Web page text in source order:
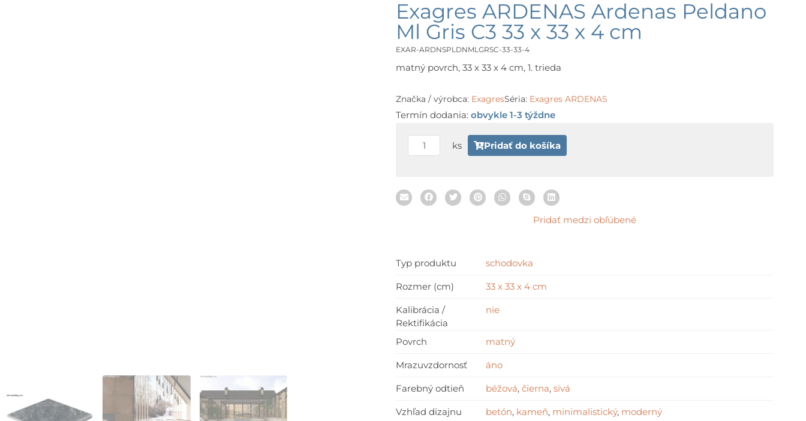
Exagres ARDENAS Ardenas Peldano
Ml Gris C3 33 x 33 x 4 cm
EXAR-ARDNSPLDNMLGRSC-33-33-4
matný povrch, 33 x 33 x 4 cm, 1. trieda
Značka / výrobca: ExagresSéria: Exagres ARDENAS
Termín dodania: obvykle 1-3 týždne
Exagres
Peldano
33
33
x
4
cm
ks Pridať do košíka
Pridať medzi obľúbené
Typ produktu schodovka
Rozmer (cm) 33 x 33 x 4 cm
Kalibrácia /
Rektifikácia
nie
Povrch matný
Mrazuvzdornosť áno
Farebný odtieň béžová, čierna, sivá
Vzhľad dizajnu betón, kameň, minimalistický, moderný